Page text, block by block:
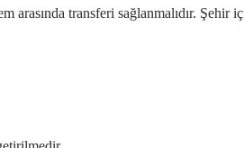
arasında transferi sağlanmalıdır. Şehir